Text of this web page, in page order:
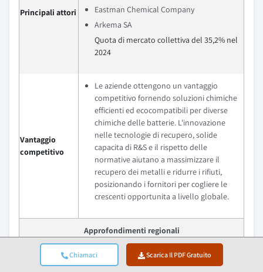
Chiamaci Scarica Il PDF Gratuito
Principali attori
Eastman Chemical Company
Arkema SA
Quota di mercato collettiva del 35,2% nel
2024
Vantaggio
competitivo
Le aziende ottengono un vantaggio
competitivo fornendo soluzioni chimiche
efficienti ed ecocompatibili per diverse
chimiche delle batterie. L'innovazione
nelle tecnologie di recupero, solide
capacita di R&S e il rispetto delle
normative aiutano a massimizzare il
recupero dei metalli e ridurre i rifiuti,
posizionando i fornitori per cogliere le
crescenti opportunita a livello globale.
Approfondimenti regionali
Mercato piu
grande
Asia Pacifico